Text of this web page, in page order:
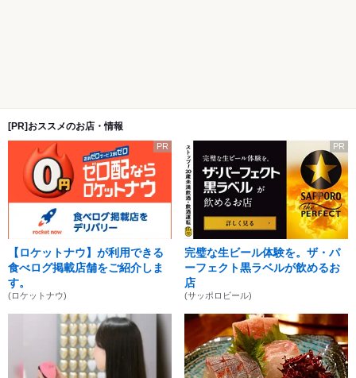
[PR]おススメのお店・情報
PR
【ロケットナウ】が利用できる
食べログ掲載店舗をご紹介しま
す。
(ロケットナウ)
PR
完璧な生ビール体験を。ザ・パ
ーフェクト黒ラベルが飲めるお
店
(サッポロビール)